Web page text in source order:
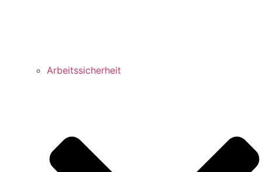
Arbeitssicherheit